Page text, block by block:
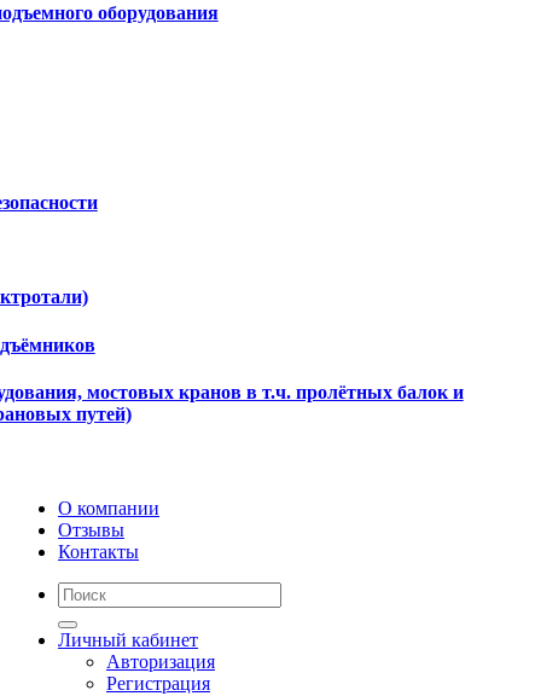
оборудования
мостовых кранов в т.ч. пролётных балок и
путей)
О компании
Отзывы
Контакты
Личный кабинет
Авторизация
Регистрация